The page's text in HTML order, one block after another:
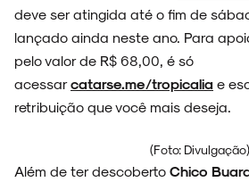
NOVIDADES
deve ser atingida até o fim de
lançado ainda neste ano. Para
pelo valor de R$ 68,00, é só
acessarcatarse.me/tropicalia e
retribuição que você mais deseja.
(Foto: Divulgação)
Além de ter descoberto Chico